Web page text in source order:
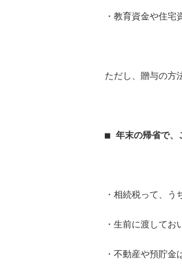
・教育資金や住
ただし、贈与の方
■ 年末の帰省で、
・相続税って、う
・生前に渡してお
・不動産や預貯金